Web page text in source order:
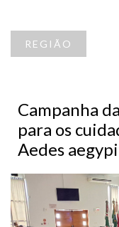
REGIÃO
Campanha
para os
Aedes